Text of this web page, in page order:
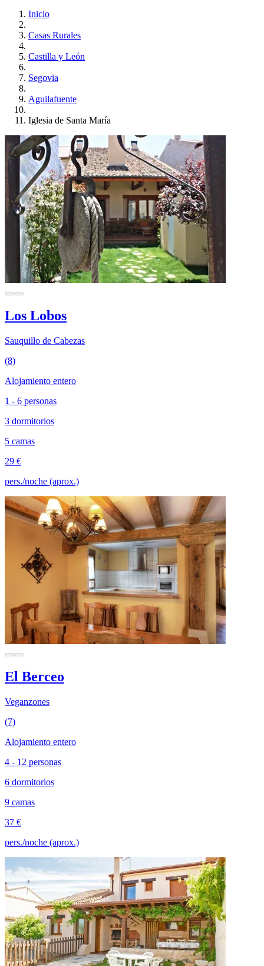
Inicio
Casas Rurales
Castilla y León
Segovia
Aguilafuente
Iglesia de Santa María
Los Lobos
Sauquillo de Cabezas
(8)
Alojamiento entero
1 - 6 personas
3 dormitorios
5 camas
29 €
pers./noche (aprox.)
El Berceo
Veganzones
(7)
Alojamiento entero
4 - 12 personas
6 dormitorios
9 camas
37 €
pers./noche (aprox.)